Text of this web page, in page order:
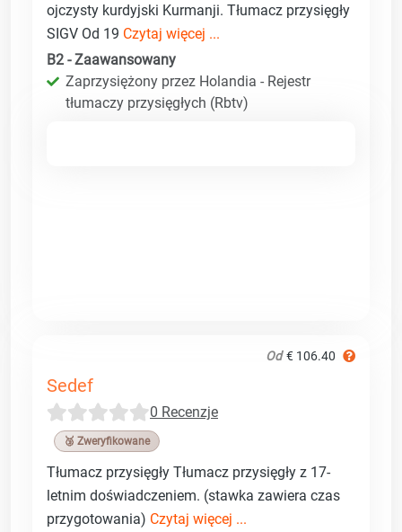
ojczysty kurdyjski Kurmanji. Tłumacz przysięgły
SIGV Od 19 Czytaj więcej ...
B2 - Zaawansowany
Zaprzysiężony przez Holandia - Rejestr
tłumaczy przysięgłych (Rbtv)
Od € 106.40
Sedef
0 Recenzje
🥉 Zweryfikowane
Tłumacz przysięgły Tłumacz przysięgły z 17-
letnim doświadczeniem. (stawka zawiera czas
przygotowania) Czytaj więcej ...